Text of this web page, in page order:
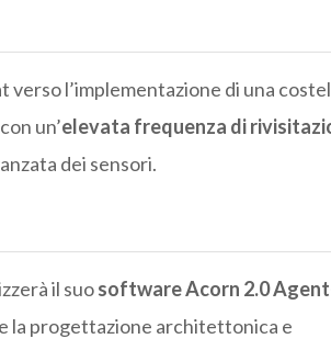
l’implementazione di una
un’elevata frequenza di
dei sensori.
il suosoftware Acorn 2.0
la progettazione architettonica e